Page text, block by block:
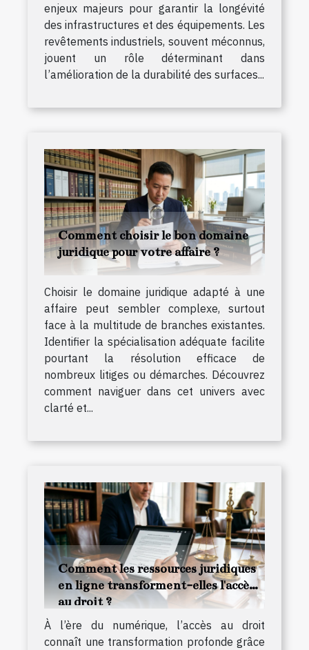
enjeux majeurs pour garantir la longévité
des infrastructures et des équipements. Les
revêtements industriels, souvent méconnus,
jouent un rôle déterminant dans
l’amélioration de la durabilité des surfaces...
Comment choisir le bon domaine
juridique pour votre affaire ?
Choisir le domaine juridique adapté à une
affaire peut sembler complexe, surtout
face à la multitude de branches existantes.
Identifier la spécialisation adéquate facilite
pourtant la résolution efficace de
nombreux litiges ou démarches. Découvrez
comment naviguer dans cet univers avec
clarté et...
Comment les ressources juridiques
en ligne transforment-elles l'accès
au droit ?
À l’ère du numérique, l’accès au droit
connaît une transformation profonde grâce